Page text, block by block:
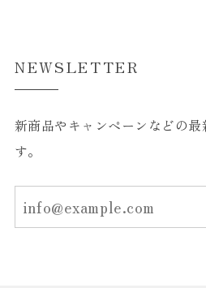
NEWSLETTER
新商品やキャンペーンなどの
す。